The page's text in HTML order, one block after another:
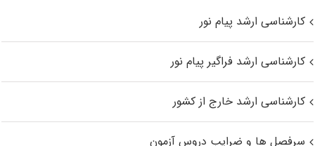
کارشناسی ارشد پیام نور
کارشناسی ارشد فراگیر پیام نور
کارشناسی ارشد خارج از کشور
سرفصل ها و ضرایب دروس آزمون